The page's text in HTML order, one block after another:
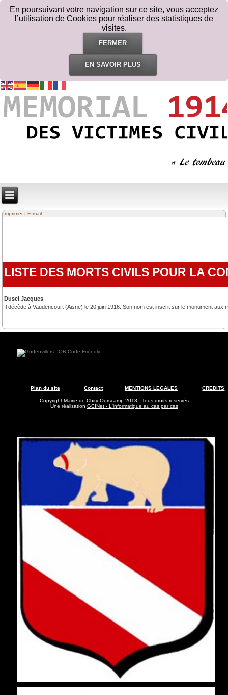
En poursuivant votre navigation sur ce site, vous acceptez
l’utilisation de Cookies pour réaliser des statistiques de
visites.
FERMER
EN SAVOIR PLUS
Imprimer E-mail
LISTE DES MORTS CIVILS POUR LA
Dusel Jacques
Il décède à Vaudencourt (Aisne) le 20 juin 1916. Son nom est inscrit sur le monument aux
Plan du site Contact MENTIONS LEGALES CREDITS
Copyright Mairie de Chiry Ourscamp 2018 - Tous droits reservés
Une réalisation GCINet - L'informatique au cas par cas